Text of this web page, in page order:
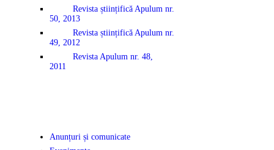
Revista științifică Apulum nr.
50, 2013
Revista științifică Apulum nr.
49, 2012
Revista Apulum nr. 48,
2011
Anunțuri și comunicate